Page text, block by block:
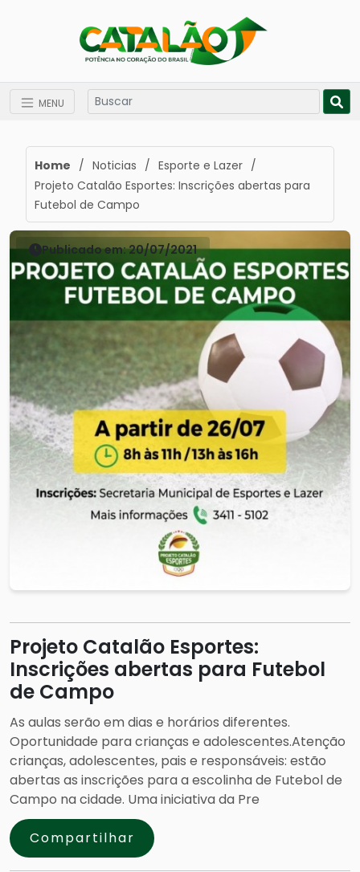
MENU
Home / Noticias / Esporte e Lazer /
Projeto Catalão Esportes: Inscrições abertas para
Futebol de Campo
Publicado em: 20/07/2021
Projeto Catalão Esportes:
Inscrições abertas para Futebol
de Campo
As aulas serão em dias e horários diferentes.
Oportunidade para crianças e adolescentes.Atenção
crianças, adolescentes, pais e responsáveis: estão
abertas as inscrições para a escolinha de Futebol de
Campo na cidade. Uma iniciativa da Pre
Compartilhar